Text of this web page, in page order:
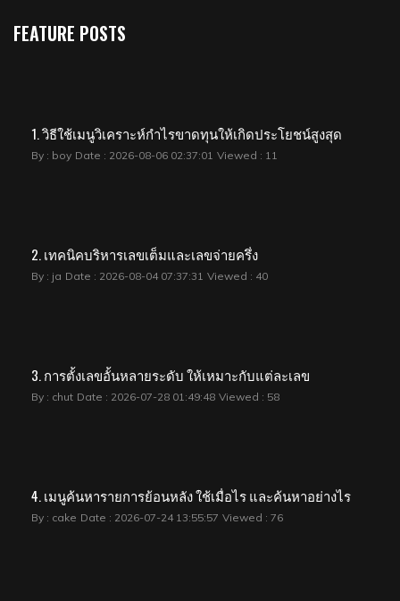
FEATURE POSTS
1. วิธีใช้เมนูวิเคราะห์กำไรขาดทุนให้เกิดประโยชน์สูงสุด
By : boy Date : 2026-08-06 02:37:01 Viewed : 11
2. เทคนิคบริหารเลขเต็มและเลขจ่ายครึ่ง
By : ja Date : 2026-08-04 07:37:31 Viewed : 40
3. การตั้งเลขอั้นหลายระดับ ให้เหมาะกับแต่ละเลข
By : chut Date : 2026-07-28 01:49:48 Viewed : 58
4. เมนูค้นหารายการย้อนหลัง ใช้เมื่อไร และค้นหาอย่างไร
By : cake Date : 2026-07-24 13:55:57 Viewed : 76